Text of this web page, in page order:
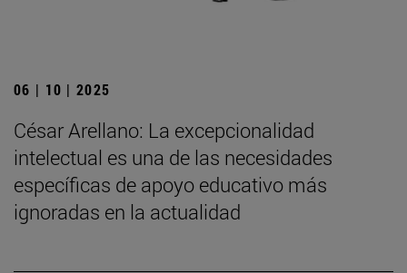
06 | 10 | 2025
César Arellano: La excepcionalidad
intelectual es una de las necesidades
específicas de apoyo educativo más
ignoradas en la actualidad